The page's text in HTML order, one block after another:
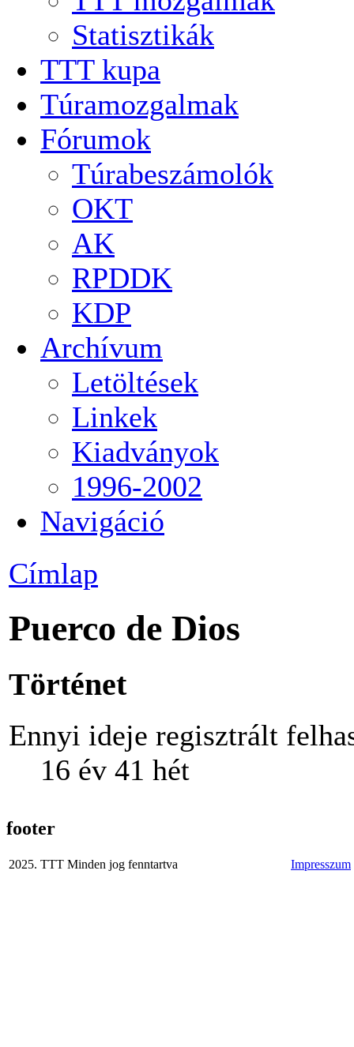
Statisztikák
TTT kupa
Túramozgalmak
Fórumok
Túrabeszámolók
OKT
AK
RPDDK
KDP
Archívum
Letöltések
Linkek
Kiadványok
1996-2002
Navigáció
Címlap
Puerco de Dios
Történet
Ennyi ideje regisztrált
16 év 41 hét
footer
2025. TTT Minden jog fenntartva Impresszum